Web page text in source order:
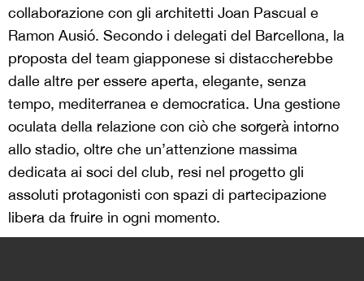
collaborazione con gli architetti Joan Pascual e
Ramon Ausió. Secondo i delegati del Barcellona, la
proposta del team giapponese si distaccherebbe
dalle altre per essere aperta, elegante, senza
tempo, mediterranea e democratica. Una gestione
oculata della relazione con ciò che sorgerà intorno
allo stadio, oltre che un’attenzione massima
dedicata ai soci del club, resi nel progetto gli
assoluti protagonisti con spazi di partecipazione
libera da fruire in ogni momento.